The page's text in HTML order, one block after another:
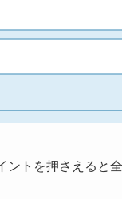
トを押さえると